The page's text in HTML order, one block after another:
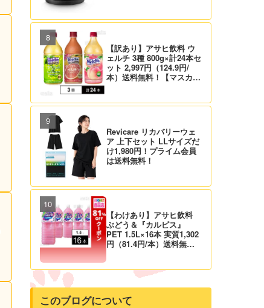
【訳あり】アサヒ飲料 ウ
ェルチ 3種 800g×計24本セ
ット 2,997円（124.9円/
本）送料無料！【マスカッ
Revicare リカバリーウェ
ア 上下セット LLサイズだ
け1,980円！プライム会員
は送料無料！
【わけあり】アサヒ飲料
ぶどう＆『カルピス』
PET 1.5L×16本 実質1,302
円（81.4円/本）送料無料
このブログについて